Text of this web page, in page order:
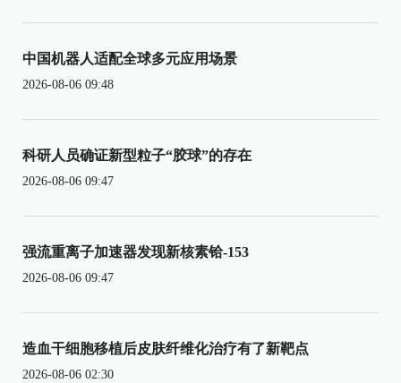
中国机器人适配全球多元应用场景
2026-08-06 09:48
科研人员确证新型粒子“胶球”的存在
2026-08-06 09:47
强流重离子加速器发现新核素铪-153
2026-08-06 09:47
造血干细胞移植后皮肤纤维化治疗有了新靶点
2026-08-06 02:30